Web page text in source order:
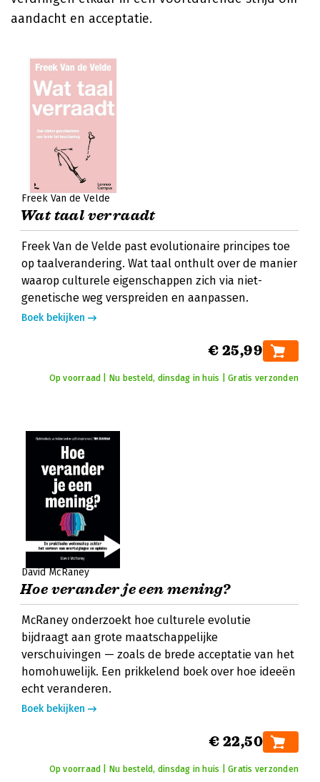
aandacht en acceptatie.
Freek Van de Velde
Wat taal verraadt
Freek Van de Velde past evolutionaire principes toe
op taalverandering. Wat taal onthult over de manier
waarop culturele eigenschappen zich via niet-
genetische weg verspreiden en aanpassen.
Boek bekijken
€ 25,99
Op voorraad | Nu besteld, dinsdag in huis | Gratis verzonden
David McRaney
Hoe verander je een mening?
McRaney onderzoekt hoe culturele evolutie
bijdraagt aan grote maatschappelijke
verschuivingen — zoals de brede acceptatie van het
homohuwelijk. Een prikkelend boek over hoe ideeën
echt veranderen.
Boek bekijken
€ 22,50
Op voorraad | Nu besteld, dinsdag in huis | Gratis verzonden